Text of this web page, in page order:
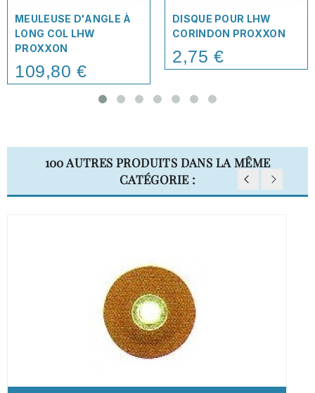
MEULEUSE D'ANGLE À
LONG COL LHW
PROXXON
Price
109,80 €
DISQUE POUR LHW
CORINDON PROXXON
Price
2,75 €
100 AUTRES PRODUITS DANS LA MÊME
CATÉGORIE :